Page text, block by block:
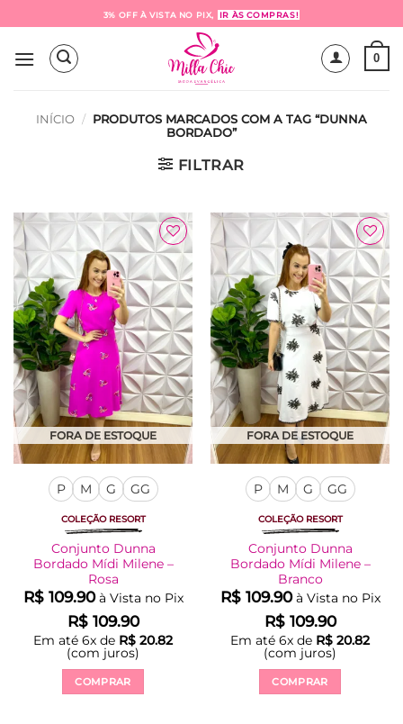
to
content
3% OFF À VISTA NO PIX, IR ÀS COMPRAS!
0
INÍCIO / PRODUTOS MARCADOS COM A TAG “DUNNA
BORDADO”
FILTRAR
Adicionar
à Lista
FORA DE ESTOQUE
P M G GG
COLEÇÃO RESORT
Conjunto Dunna
Bordado Mídi Milene –
Rosa
R$109.90 à Vista no Pix
R$109.90
Em até 6x de R$ 20.82
(com juros)
COMPRAR
Adicionar
à Lista
FORA DE ESTOQUE
P M G GG
COLEÇÃO RESORT
Conjunto Dunna
Bordado Mídi Milene –
Branco
R$109.90 à Vista no Pix
R$109.90
Em até 6x de R$ 20.82
(com juros)
COMPRAR